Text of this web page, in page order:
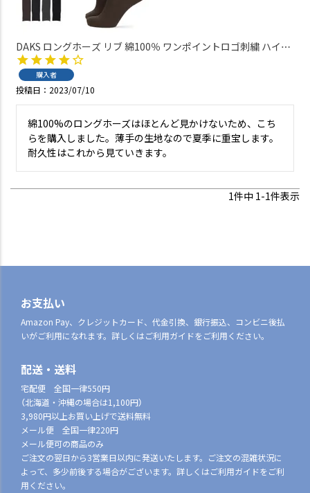
DAKS ロングホーズ リブ 綿100％ ワンポイントロゴ刺繍 ハイソ
ックス メンズ 02502965
購入者
投稿日 2023/07/10
綿100%のロングホーズはほとんど見かけないため、こち
らを購入しました。薄手の生地なので夏季に重宝します。
耐久性はこれから見ていきます。
1件中 1-1件表示
お支払い
Amazon Pay、クレジットカード、代金引換、銀行振込、コンビニ後払
いがご利用になれます。詳しくはご利用ガイドをご利用ください。
配送・送料
宅配便 全国一律550円
（北海道・沖縄の場合は1,100円）
3,980円以上お買い上げで送料無料
メール便 全国一律220円
メール便可の商品のみ
ご注文の翌日から3営業日以内に発送いたします。ご注文の混雑状況に
よって、多少前後する場合がございます。詳しくはご利用ガイドをご利
用ください。